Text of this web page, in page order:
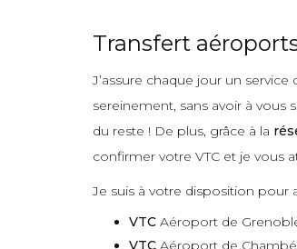
Transfert
J’assure chaque jour un
sereinement, sans avoir à vous
du reste ! De plus, grâce à la
confirmer votre VTC et je vous
Je suis à votre disposition pour
VTC Aéroport de
VTC Aéroport de